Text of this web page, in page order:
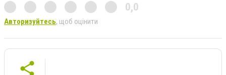
0,0
Авторизуйтесь, щоб оцінити